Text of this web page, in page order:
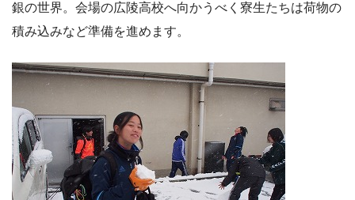
銀の世界。会場の広陵高校へ向かうべく寮生たちは荷物の
積み込みなど準備を進めます。